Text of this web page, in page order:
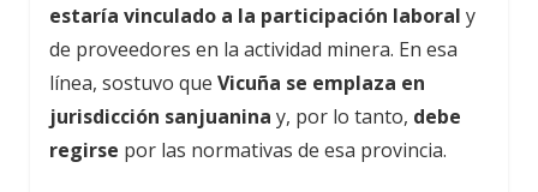
estaría vinculado a la participación laboral y
de proveedores en la actividad minera. En esa
línea, sostuvo que Vicuña se emplaza en
jurisdicción sanjuanina y, por lo tanto, debe
regirse por las normativas de esa provincia.